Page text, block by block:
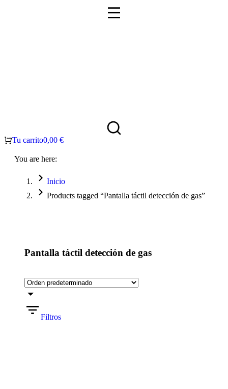
Tu carrito0,00 €
You are here:
Inicio
Products tagged “Pantalla táctil detección de gas”
Pantalla táctil detección de gas
Filtros